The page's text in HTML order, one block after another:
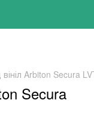
вініл Arbiton Secura
Secura